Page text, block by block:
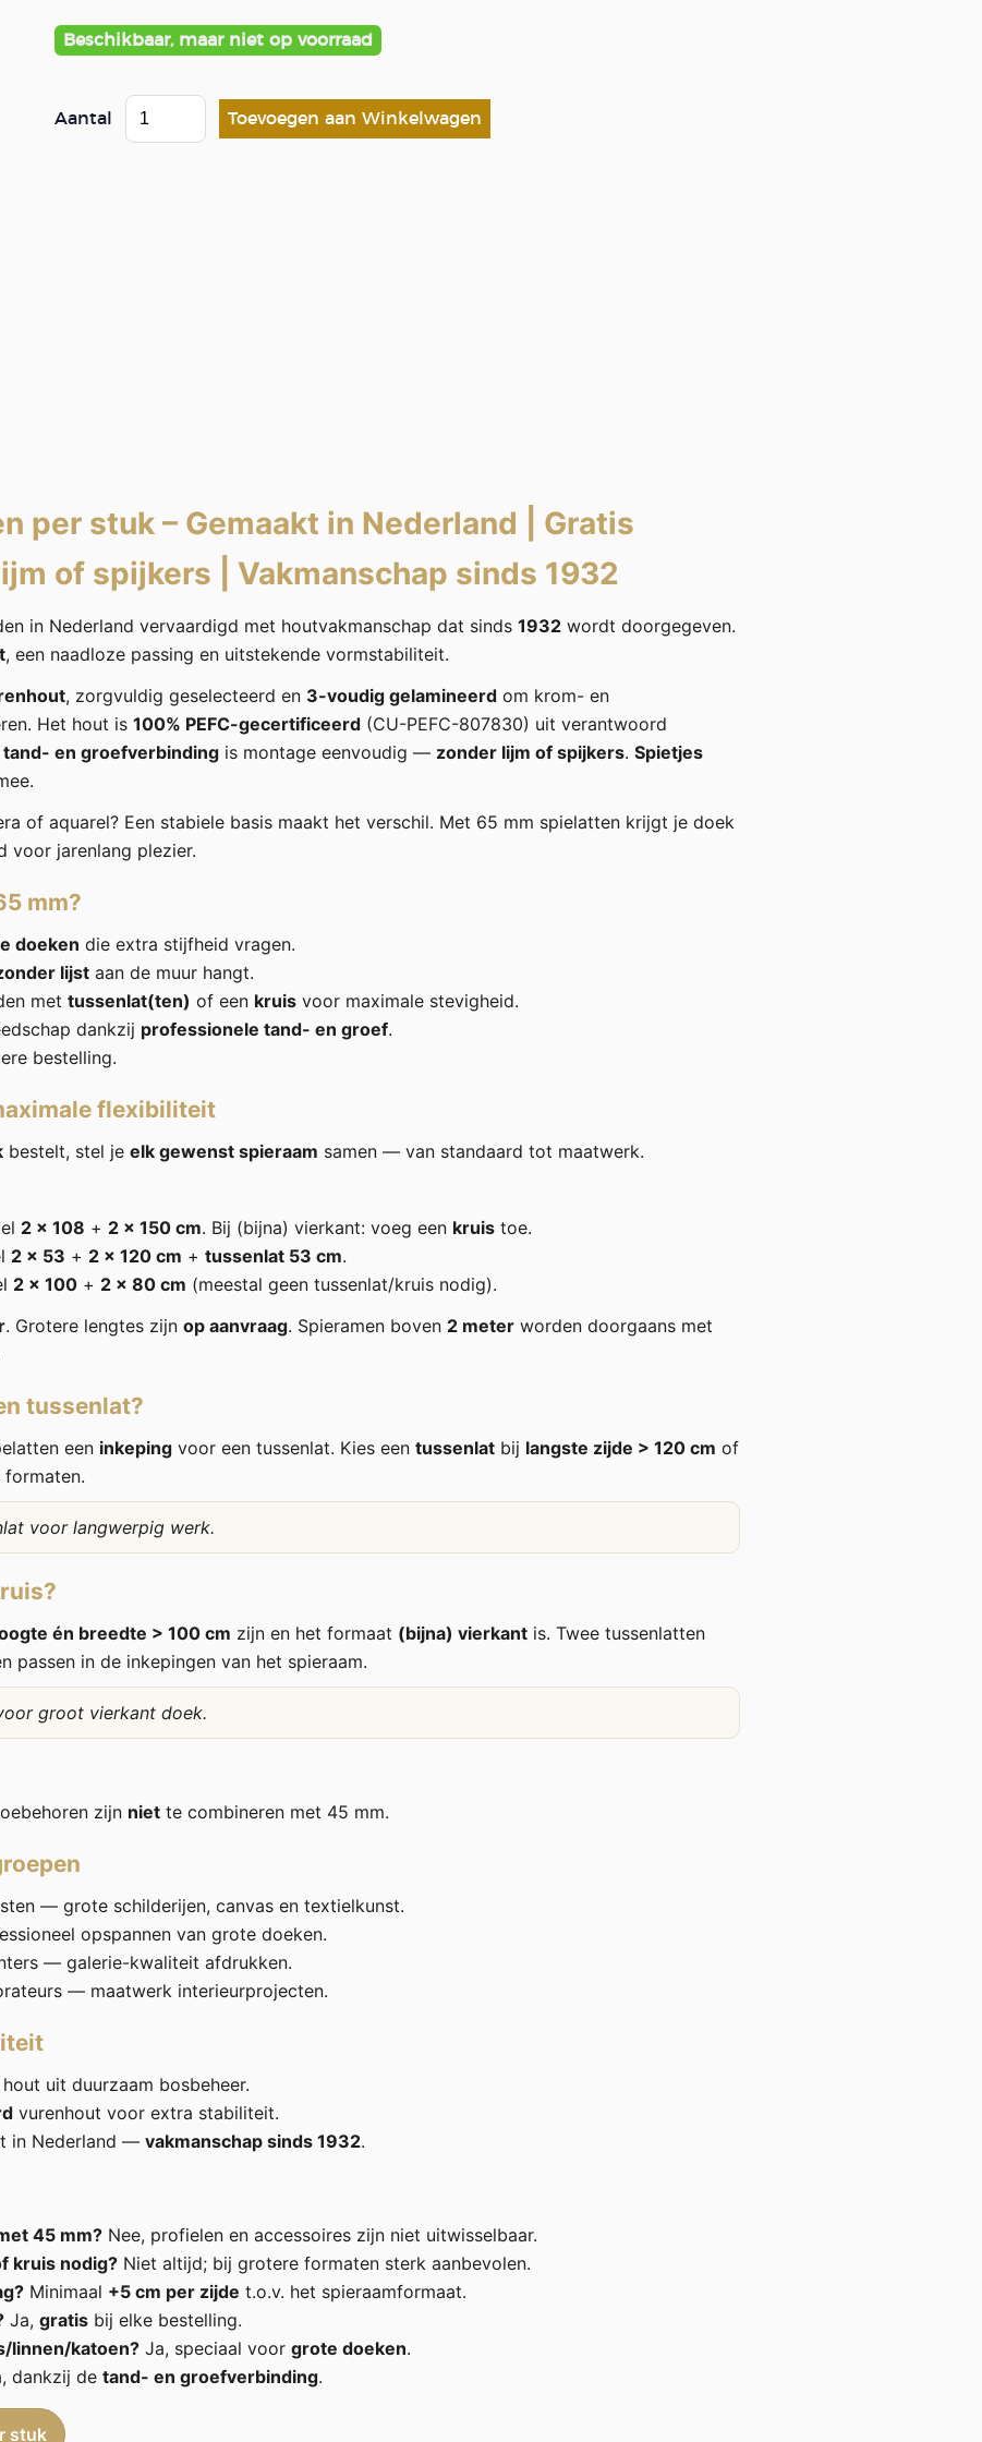
Beschikbaar, maar niet op voorraad
Aantal
per stuk – Gemaakt in Nederland
Gratis
of spijkers Vakmanschap sinds 1932
in Nederland vervaardigd met houtvakmanschap dat sinds 1932 wordt doorgegeven.
, een naadloze passing en uitstekende vormstabiliteit.
, zorgvuldig geselecteerd en 3-voudig gelamineerd om krom- en
Het hout is 100% PEFC-gecertificeerd (CU-PEFC-807830) uit verantwoord
tand- en groefverbinding is montage eenvoudig — zonder lijm of spijkers. Spietjes
of aquarel? Een stabiele basis maakt het verschil. Met 65 mm spielatten krijgt je doek
voor jarenlang plezier.
mm?
doeken die extra stijfheid vragen.
lijst aan de muur hangt.
met tussenlat(ten) of een kruis voor maximale stevigheid.
dankzij professionele tand- en groef.
bestelling.
flexibiliteit
bestelt, stel je elk gewenst spieraam samen — van standaard tot maatwerk.
2 × 108 + 2 × 150 cm. Bij (bijna) vierkant: voeg een kruis toe.
2 × 53 + 2 × 120 cm + tussenlat 53 cm.
2 × 100 + 2 × 80 cm (meestal geen tussenlat/kruis nodig).
. Grotere lengtes zijn op aanvraag. Spieramen boven 2 meter worden doorgaans met
tussenlat?
een inkeping voor een tussenlat. Kies een tussenlat bij langste zijde > 120 cm of
voor langwerpig werk.
én breedte > 100 cm zijn en het formaat (bijna) vierkant is. Twee tussenlatten
passen in de inkepingen van het spieraam.
groot vierkant doek.
zijn niet te combineren met 45 mm.
— grote schilderijen, canvas en textielkunst.
opspannen van grote doeken.
— galerie-kwaliteit afdrukken.
— maatwerk interieurprojecten.
hout uit duurzaam bosbeheer.
vurenhout voor extra stabiliteit.
in Nederland — vakmanschap sinds 1932.
45 mm? Nee, profielen en accessoires zijn niet uitwisselbaar.
kruis nodig? Niet altijd; bij grotere formaten sterk aanbevolen.
Minimaal +5 cm per zijde t.o.v. het spieraamformaat.
Ja, gratis bij elke bestelling.
linnen/katoen? Ja, speciaal voor grote doeken.
dankzij de tand- en groefverbinding.
stuk